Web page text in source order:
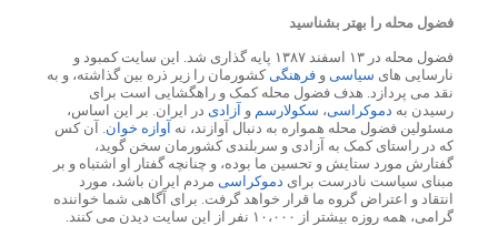
فضول محله را بهتر بشناسید
فضول محله در ۱۳ اسفند ۱۳۸۷ پایه گذاری شد. این سایت کمبود و
نارسایی های سیاسی و فرهنگی کشورمان را زیر ذره بین گذاشته، و به
نقد می پردازد. هدف فضول محله کمک و راهگشایی است برای
رسیدن به دموکراسی، سکولارسم و آزادی در ایران. بر این اساس،
مسئولین فضول محله همواره به دنبال آوازند، نه آوازه خوان . آن کس
که در راستای کمک به آزادی و سربلندی کشورمان سخن گوید،
گفتارش مورد ستایش و تحسین ما بوده، و چنانچه گفتار او اشتباه و بر
مبنای سیاست نادرست برای دموکراسی مردم ایران باشد، مورد
انتقاد و اعتراض گروه ما قرار خواهد گرفت. برای آگاهی شما خواننده
گرامی، همه روزه بیشتر از ۱۰،۰۰۰ نفر از این سایت دیدن می کنند.